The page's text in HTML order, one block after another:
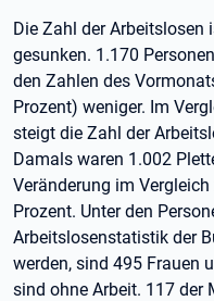
Die Zahl der Arbeitslosen
gesunken. 1.170
den Zahlen des
Prozent) weniger. Im
steigt die Zahl der
Damals waren 1.002
Veränderung im
Prozent. Unter den
Arbeitslosenstatistik der
werden, sind 495 Frauen
sind ohne Arbeit. 117 der